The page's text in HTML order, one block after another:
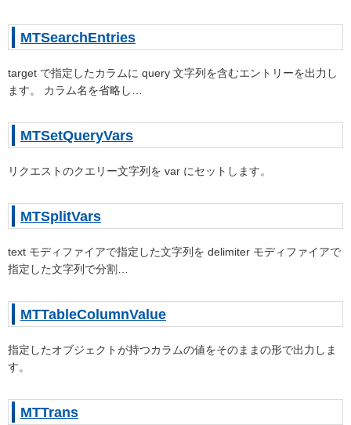
MTSearchEntries
target で指定したカラムに query 文字列を含むエントリーを出力し
ます。 カラム名を省略し…
MTSetQueryVars
リクエストのクエリー文字列を var にセットします。
MTSplitVars
text モディファイアで指定した文字列を delimiter モディファイアで
指定した文字列で分割…
MTTableColumnValue
指定したオブジェクトが持つカラムの値をそのままの形で出力しま
す。
MTTrans